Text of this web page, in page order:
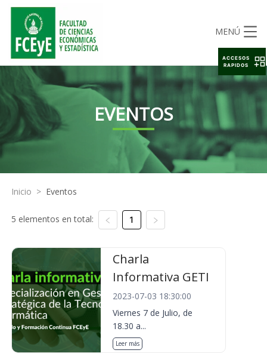
MENÚ
EVENTOS
Inicio > Eventos
5 elementos en total: 1
Charla
Informativa GETI
2023-07-03 18:30:00
Viernes 7 de Julio, de
18.30 a...
Leer más
ACCESOS
RAPIDOS